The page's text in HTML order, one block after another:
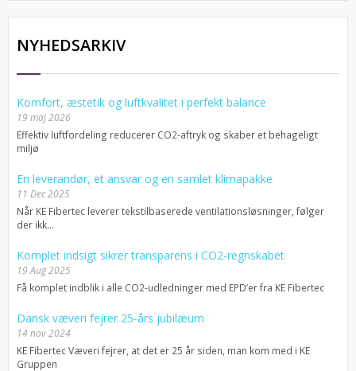
NYHEDSARKIV
Komfort, æstetik og luftkvalitet i perfekt balance
19 maj 2026
Effektiv luftfordeling reducerer CO2-aftryk og skaber et behageligt
miljø
En leverandør, et ansvar og en samlet klimapakke
11 Dec 2025
Når KE Fibertec leverer tekstilbaserede ventilationsløsninger, følger
der ikk...
Komplet indsigt sikrer transparens i CO2-regnskabet
19 Aug 2025
Få komplet indblik i alle CO2-udledninger med EPD’er fra KE Fibertec
Dansk væveri fejrer 25-års jubilæum
14 nov 2024
KE Fibertec Væveri fejrer, at det er 25 år siden, man kom med i KE
Gruppen